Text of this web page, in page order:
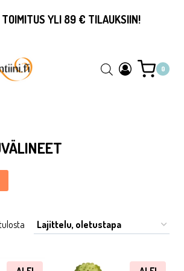
TOIMITUS YLI 89 € TILAUKSIIN!
0
... Content continues. Activate the Näytä